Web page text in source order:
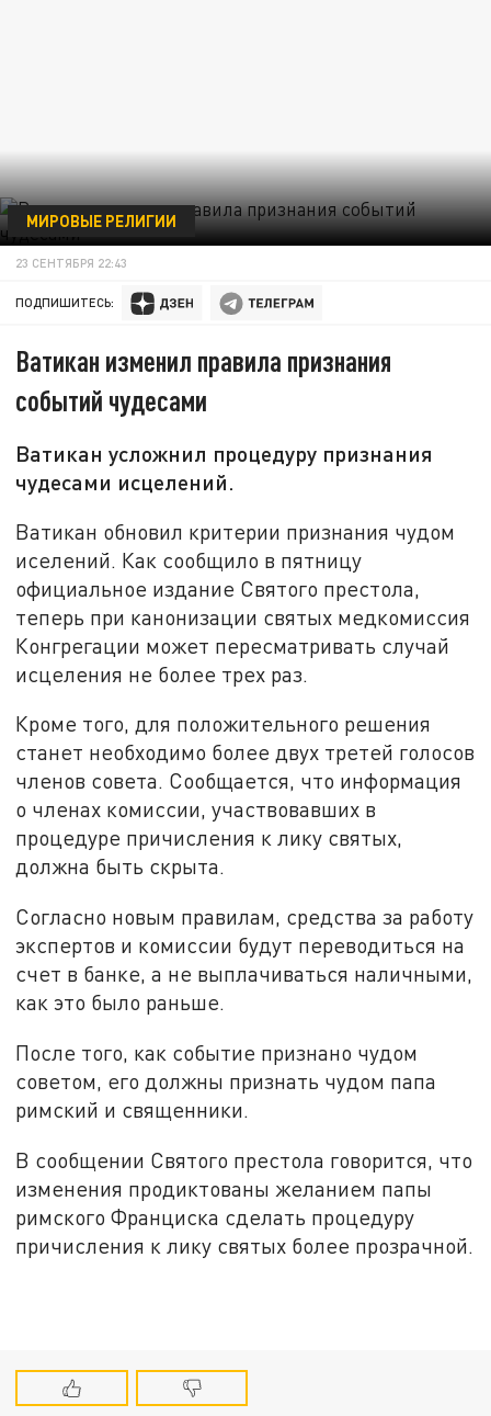
МИРОВЫЕ РЕЛИГИИ
23 СЕНТЯБРЯ 22:43
ПОДПИШИТЕСЬ:
Ватикан изменил правила признания
событий чудесами
Ватикан усложнил процедуру признания
чудесами исцелений.
Ватикан обновил критерии признания чудом
иселений. Как сообщило в пятницу
официальное издание Святого престола,
теперь при канонизации святых медкомиссия
Конгрегации может пересматривать случай
исцеления не более трех раз.
Кроме того, для положительного решения
станет необходимо более двух третей голосов
членов совета. Сообщается, что информация
о членах комиссии, участвовавших в
процедуре причисления к лику святых,
должна быть скрыта.
Согласно новым правилам, средства за работу
экспертов и комиссии будут переводиться на
счет в банке, а не выплачиваться наличными,
как это было раньше.
После того, как событие признано чудом
советом, его должны признать чудом папа
римский и священники.
В сообщении Святого престола говорится, что
изменения продиктованы желанием папы
римского Франциска сделать процедуру
причисления к лику святых более прозрачной.